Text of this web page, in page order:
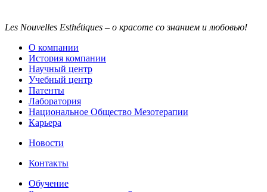
Les Nouvelles Esthétiques – о красоте со знанием и любовью!
О компании
История компании
Научный центр
Учебный центр
Патенты
Лаборатория
Национальное Общество Мезотерапии
Карьера
Новости
Контакты
Обучение